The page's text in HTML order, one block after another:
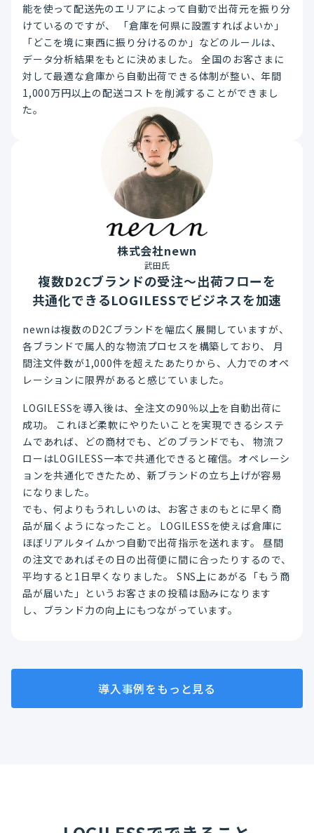
能を使って配送先のエリアによって自動で出荷元を振り分
けているのですが、 「倉庫を何県に設置すればよいか」
「どこを境に東西に振り分けるのか」などのルールは、
データ分析結果をもとに決めました。 全国のお客さまに
対して最適な倉庫から自動出荷できる体制が整い、年間
1,000万円以上の配送コストを削減することができまし
た。
株式会社newn
武田氏
複数D2Cブランドの受注～出荷フローを
共通化できるLOGILESSでビジネスを加速
newnは複数のD2Cブランドを幅広く展開していますが、
各ブランドで属人的な物流プロセスを構築しており、 月
間注文件数が1,000件を超えたあたりから、人力でのオペ
レーションに限界があると感じていました。
LOGILESSを導入後は、全注文の90％以上を自動出荷に
成功。 これほど柔軟にやりたいことを実現できるシステ
ムであれば、どの商材でも、どのブランドでも、 物流フ
ローはLOGILESS一本で共通化できると確信。オペレーシ
ョンを共通化できたため、新ブランドの立ち上げが容易
になりました。
でも、何よりもうれしいのは、お客さまのもとに早く商
品が届くようになったこと。 LOGILESSを使えば倉庫に
ほぼリアルタイムかつ自動で出荷指示を送れます。 昼間
の注文であればその日の出荷便に間に合ったりするので、
平均すると1日早くなりました。 SNS上にあがる「もう商
品が届いた」というお客さまの投稿は励みになります
し、ブランド力の向上にもつながっています。
導入事例をもっと見る